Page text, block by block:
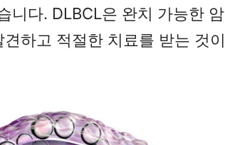
니다. DLBCL은 완치 가능한 암
하고 적절한 치료를 받는 것이